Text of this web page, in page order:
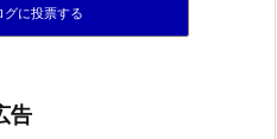
ふ日記
グに投票する
告